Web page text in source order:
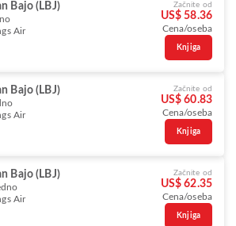
Bajo (LBJ)
Air
Začnite od
US$ 58.36
Cena/oseba
Knjiga
Bajo (LBJ)
Air
Začnite od
US$ 60.83
Cena/oseba
Knjiga
Bajo (LBJ)
Air
Začnite od
US$ 62.35
Cena/oseba
Knjiga